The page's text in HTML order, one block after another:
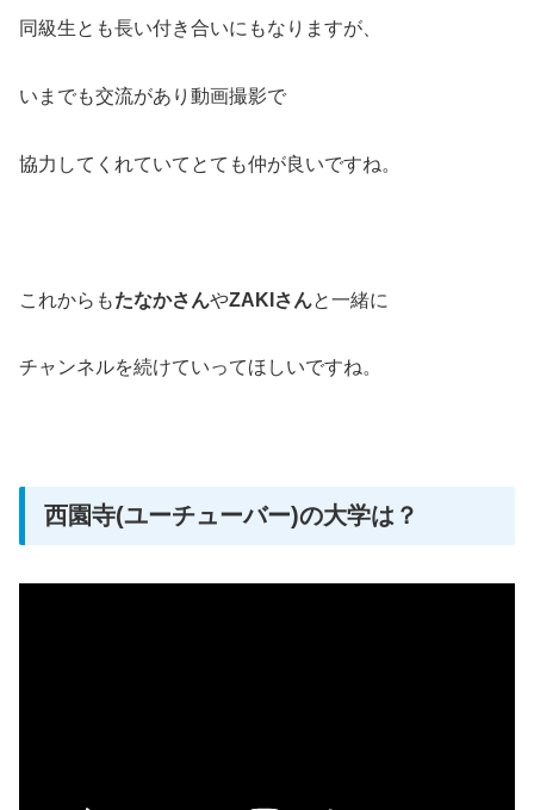
同級生とも長い付き合いにもなりますが、
いまでも交流があり動画撮影で
協力してくれていてとても仲が良いですね。
これからもたなかさんやZAKIさんと一緒に
チャンネルを続けていってほしいですね。
西園寺(ユーチューバー)の大学は？